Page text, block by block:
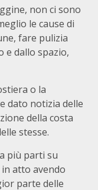
non ci sono
le cause di
fare pulizia
e dallo spazio,
o la
dato notizia delle
della costa
stesse.
più parti su
atto avendo
parte delle